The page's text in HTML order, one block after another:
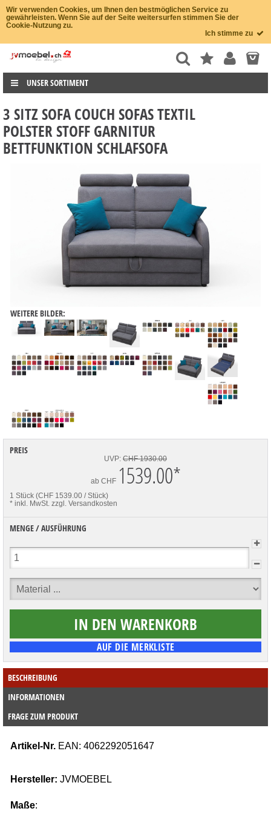
Wir verwenden Cookies, um Ihnen den bestmöglichen Service zu
gewährleisten. Wenn Sie auf der Seite weitersurfen stimmen Sie der
Cookie-Nutzung zu.
Ich stimme zu
UNSER SORTIMENT
3 SITZ SOFA COUCH SOFAS TEXTIL
POLSTER STOFF GARNITUR
BETTFUNKTION SCHLAFSOFA
WEITERE BILDER:
PREIS
UVP: CHF 1930.00
ab CHF 1539.00*
1 Stück (CHF 1539.00 / Stück)
* inkl. MwSt. zzgl. Versandkosten
MENGE / AUSFÜHRUNG
BESCHREIBUNG
INFORMATIONEN
FRAGE ZUM PRODUKT
Artikel-Nr. EAN: 4062292051647
Hersteller: JVMOEBEL
Maße: